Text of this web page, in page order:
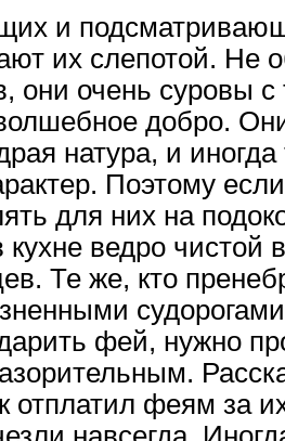
и
их слепотой.
они очень суровы
добро.
натура, и
Поэтому
для них на
кухне ведро
Те же, кто
фей, нужно
отплатил феям за